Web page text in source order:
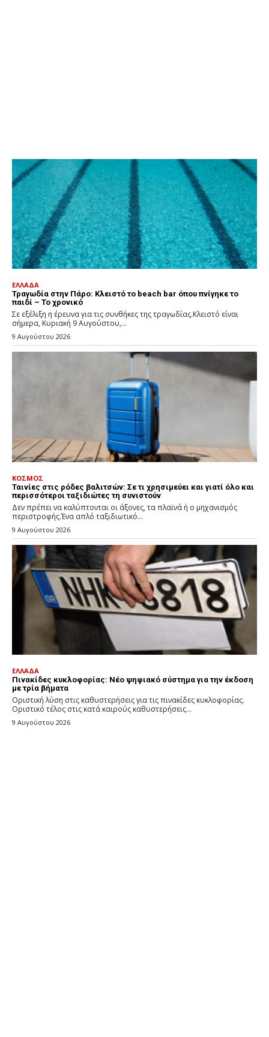
ΕΛΛΑΔΑ
Τραγωδία στην Πάρο: Κλειστό το beach bar όπου πνίγηκε το
παιδί – Το χρονικό
Σε εξέλιξη η έρευνα για τις συνθήκες της τραγωδίας.Κλειστό είναι
σήμερα, Κυριακή 9 Αυγούστου,...
9 Αυγούστου 2026
ΚΟΣΜΟΣ
Ταινίες στις ρόδες βαλιτσών: Σε τι χρησιμεύει και γιατί όλο και
περισσότεροι ταξιδιώτες τη συνιστούν
Δεν πρέπει να καλύπτονται οι άξονες, τα πλαϊνά ή ο μηχανισμός
περιστροφής.Ένα απλό ταξιδιωτικό...
9 Αυγούστου 2026
ΕΛΛΑΔΑ
Πινακίδες κυκλοφορίας: Νέο ψηφιακό σύστημα για την έκδοση
με τρία βήματα
Οριστική λύση στις καθυστερήσεις για τις πινακίδες κυκλοφορίας.
Οριστικό τέλος στις κατά καιρούς καθυστερήσεις...
9 Αυγούστου 2026